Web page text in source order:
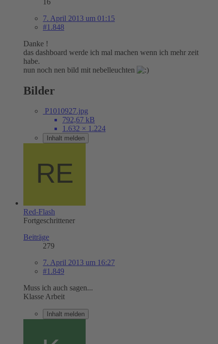
7. April 2013 um 01:15
#1.848
Danke !
das dashboard werde ich mal machen wenn ich mehr zeit
habe.
nun noch nen bild mit nebelleuchten
Bilder
P1010927.jpg
792,67 kB
1.632 × 1.224
Inhalt melden
Red-Flash
Fortgeschrittener
Beiträge
279
7. April 2013 um 16:27
#1.849
Muss ich auch sagen...
Klasse Arbeit
Inhalt melden